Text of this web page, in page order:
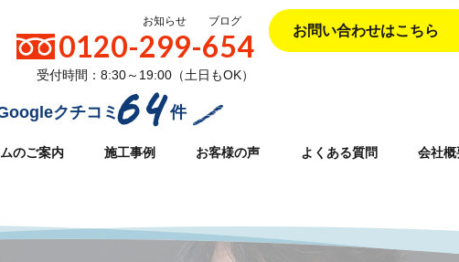
お知らせ ブログ
0120-299-654
受付時間：8:30～19:00（土日もOK）
お問い合わせはこちら
クチコミ64 件
のご案内 施工事例 お客様の声 よくある質問 会社概
public_html/wpcms/wp-content/themes/daiei/single.phpon line